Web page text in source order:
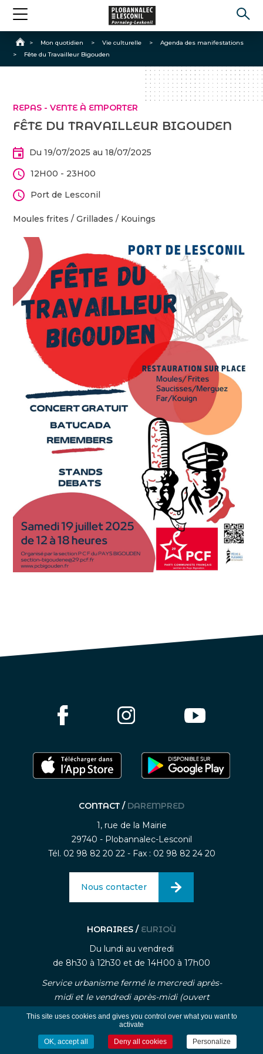
Accueil
> Mon quotidien > Vie culturelle >
Agenda des manifestations
>
Fête du Travailleur Bigouden
REPAS - VENTE À EMPORTER
FÊTE DU TRAVAILLEUR BIGOUDEN
Du 19/07/2025 au 18/07/2025
12H00 - 23H00
Port de Lesconil
Moules frites / Grillades / Kouings
CONTACT / DAREMPRED
1, rue de la Mairie
29740 - Plobannalec-Lesconil
Tél. 02 98 82 20 22 - Fax : 02 98 82 24 20
Nous contacter
HORAIRES / EURIOÙ
Du lundi au vendredi
de 8h30 à 12h30 et de 14H00 à 17h00
Service urbanisme fermé le mercredi après-
midi et le vendredi après-midi (ouvert
uniquement sur rendez-vous)
- -
This site uses cookies and gives you control over what you want to
activate
OK, accept all Deny all cookies Personalize